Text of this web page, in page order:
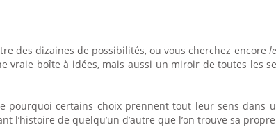
des dizaines de possibilités, ou vous cherchez encore le
vraie boîte à idées, mais aussi un miroir de toutes les
pourquoi certains choix prennent tout leur sens dans
de quelqu’un d’autre que l’on trouve sa